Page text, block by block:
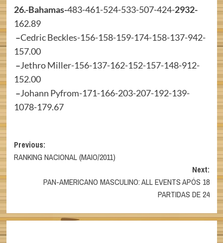
26.-Bahamas-483-461-524-533-507-424-2932-
162.89
–Cedric Beckles-156-158-159-174-158-137-942-
157.00
–Jethro Miller-156-137-162-152-157-148-912-
152.00
–Johann Pyfrom-171-166-203-207-192-139-
1078-179.67
Post
navigation
Previous:
RANKING NACIONAL (MAIO/2011)
Next:
PAN-AMERICANO MASCULINO: ALL EVENTS APÓS 18
PARTIDAS DE 24